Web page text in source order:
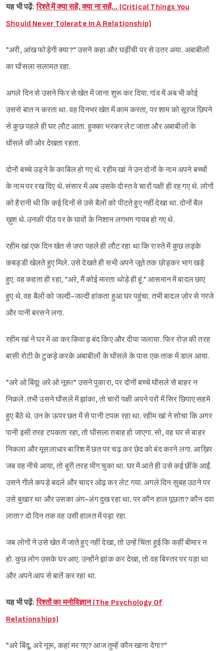
Sign in
यह भी पढ़ें:रिश्ते में क्या सहें, क्या ना सहें… (Critical Things You
Should Never Tolerate In A Relationship)
"अरी, आंख फोड़ेगी क्या?" उसने कहा और घड़ींची पर से उतर अया. अबाबीलों
का घोंसला सलामत रहा.
अगले दिन से उसने फिर से खेत में जाना शुरू कर दिया. गांव में अब भी कोई
उससे बात न करता था. वह दिनभर खेत में काम करता, पर शाम को सूरज छिपने
से कुछ पहले ही घर लौट आता. हुक्का भरकर लेट जाता और अबाबीलों के
घोंसले की ओर देखता रहता.
दोनों बच्चे उड़ने के काबिल हो गए थे. रहीम खां ने उन दोनों के नाम अपने बच्चों
के नाम पर रख दिए थे. संसार में अब उसके दोस्त वे चारों पक्षी ही रह गए थे. लोगों
को हैरानी थी कि कई दिनों से उसे बैलों को पीटते हुए नहीं देखा था. दोनों बैल
ख़ुश थे. उनकी पीठ पर के घावों के निशान लगभग गायब हो गए थे.
रहीम खां एक दिन खेत से ज़रा पहले ही लौट रहा था कि रास्ते में कुछ लड़के
कबड्डी खेलते हुए मिले. उसे देखते ही सभी अपने जूते तक छोड़कर भाग खड़े
हुए. वह कहता ही रहा, "अरे, मैं कोई मारता थोड़े ही हूं." आसमान में बादल छाए
हुए थे. वह बैलों को जल्दी-जल्दी हांकता हुआ घर पहुंचा. तभी बादल ज़ोर से गरजे
और पानी बरसने लगा.
रहीम खां ने घर में आ कर किवाड़ बंद किए और दीया जलाया. फिर रोज़ की तरह
बासी रोटी के टुकड़े करके अबाबीलों के घोंसले के पास एक ताक में डाल आया.
"अरे ओ बिंदू! अरे ओ नूरू!" उसने पुकारा, पर दोनों बच्चे घोंसले से बाहर न
निकले. तभी उसने घोंसले में झांका, तो चारों पक्षी अपने परों में सिर छिपाए सहमे
हुए बैठे थे. उन के ऊपर छत में से पानी टपक रहा था. रहीम खां ने सोचा कि अगर
पानी इसी तरह टपकता रहा, तो घोंसला तबाह हो जाएगा. सो, वह घर से बाहर
निकला और मूसलाधार बारिश में छत पर चढ़ कर छेद को बंद करने लगा. आख़िर
जब वह नीचे आया, तो बुरी तरह भीग चुका था. घर में आते ही उसे कई छींके आईं.
उसने गीले कपड़े बदले और चादर ओढ़ कर लेट गया. अगले दिन सुबह उठने पर
उसे बुखार था और उसका अंग-अंग दुख रहा था. पर कौन हाल पूछता? कौन दवा
लाता? दो दिन तक वह उसी हालत में पड़ा रहा.
जब लोगों ने उसे खेत में जाते हुए नहीं देखा, तो उन्हें चिंता हुई कि कहीं बीमार न
हो. कुछ लोग उसके घर आए. उन्होंने झांक कर देखा, तो वह बिस्तर पर पड़ा था
और अपने आप से बातें कर रहा था.
यह भी पढ़ें:रिश्तों का मनोविज्ञान (The Psychology Of
Relationships)
"अरे बिंदू, अरे नूरू, कहां मर गए? आज तुम्हें कौन खाना देगा?"